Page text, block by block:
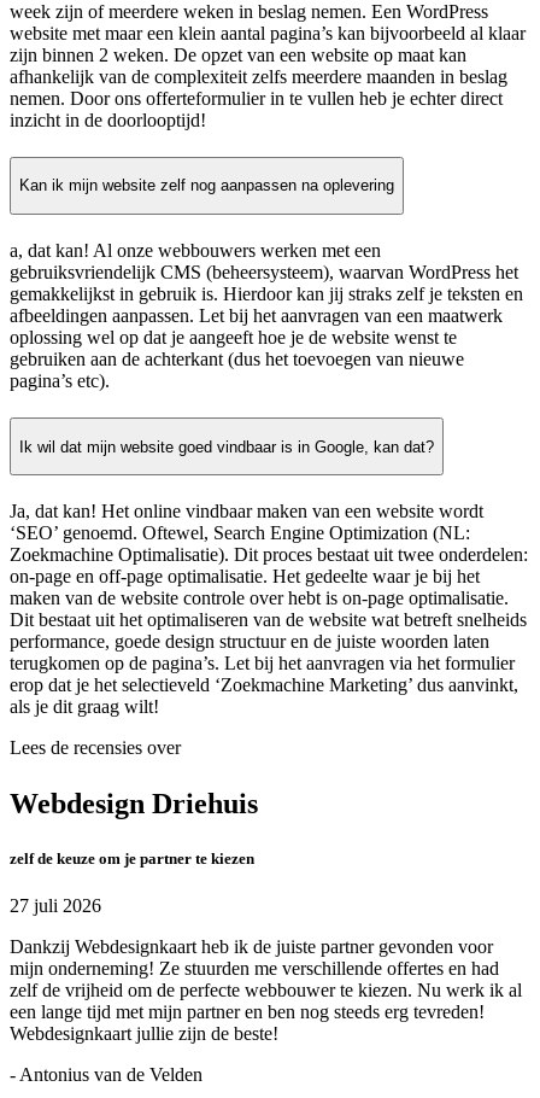
week zijn of meerdere weken in beslag nemen. Een WordPress
website met maar een klein aantal pagina’s kan bijvoorbeeld al klaar
zijn binnen 2 weken. De opzet van een website op maat kan
afhankelijk van de complexiteit zelfs meerdere maanden in beslag
nemen. Door ons offerteformulier in te vullen heb je echter direct
inzicht in de doorlooptijd!
Kan ik mijn website zelf nog aanpassen na oplevering
a, dat kan! Al onze webbouwers werken met een
gebruiksvriendelijk CMS (beheersysteem), waarvan WordPress het
gemakkelijkst in gebruik is. Hierdoor kan jij straks zelf je teksten en
afbeeldingen aanpassen. Let bij het aanvragen van een maatwerk
oplossing wel op dat je aangeeft hoe je de website wenst te
gebruiken aan de achterkant (dus het toevoegen van nieuwe
pagina’s etc).
Ik wil dat mijn website goed vindbaar is in Google, kan dat?
Ja, dat kan! Het online vindbaar maken van een website wordt
‘SEO’ genoemd. Oftewel, Search Engine Optimization (NL:
Zoekmachine Optimalisatie). Dit proces bestaat uit twee onderdelen:
on-page en off-page optimalisatie. Het gedeelte waar je bij het
maken van de website controle over hebt is on-page optimalisatie.
Dit bestaat uit het optimaliseren van de website wat betreft snelheids
performance, goede design structuur en de juiste woorden laten
terugkomen op de pagina’s. Let bij het aanvragen via het formulier
erop dat je het selectieveld ‘Zoekmachine Marketing’ dus aanvinkt,
als je dit graag wilt!
Lees de recensies over
Webdesign Driehuis
zelf de keuze om je partner te kiezen
27 juli 2026
Dankzij Webdesignkaart heb ik de juiste partner gevonden voor
mijn onderneming! Ze stuurden me verschillende offertes en had
zelf de vrijheid om de perfecte webbouwer te kiezen. Nu werk ik al
een lange tijd met mijn partner en ben nog steeds erg tevreden!
Webdesignkaart jullie zijn de beste!
- Antonius van de Velden